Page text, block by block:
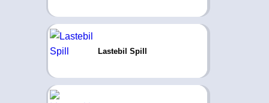
Lastebil Spill